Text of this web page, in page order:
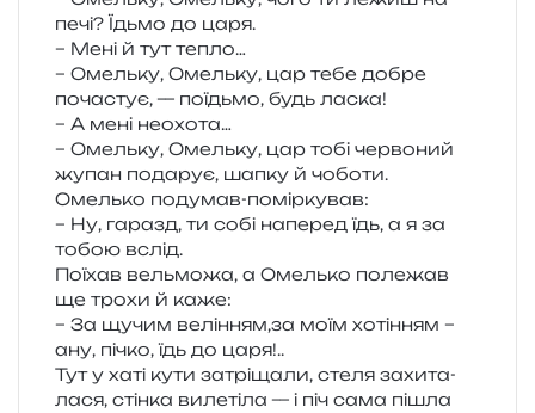
печі? Їдьмо до царя.
– Мені й тут тепло…
– Омельку, Омельку, цар тебе добре
поча­стує, — поїдьмо, будь ласка!
– А мені неохота…
– Омельку, Омельку, цар тобі чер­во­ний
жупан пода­рує, шапку й чоботи.
Омелько поду­мав-помір­ку­вав:
– Ну, гаразд, ти собі напе­ред їдь, а я за
тобою вслід.
Поїхав вель­мо­жа, а Омелько поле­жав
ще трохи й каже:
– За щучим велінням,за моїм хоті­н­ням –
ану, пічко, їдь до царя!..
Тут у хаті кути затрі­ща­ли, стеля захи­та­
ла­ся, стін­ка виле­ті­ла — і піч сама пішла